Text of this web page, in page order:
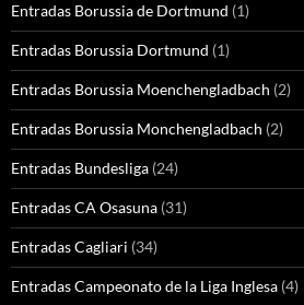
Entradas Borussia de Dortmund (1)
Entradas Borussia Dortmund (1)
Entradas Borussia Moenchengladbach (2)
Entradas Borussia Monchengladbach (2)
Entradas Bundesliga (24)
Entradas CA Osasuna (31)
Entradas Cagliari (34)
Entradas Campeonato de la Liga Inglesa (4)